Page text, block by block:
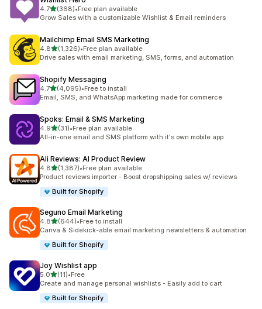
4.7滿分 5 顆星
(368)
共有 368 則評價
•Free plan available
Grow Sales with a customizable Wishlist & Email reminders
Mailchimp Email SMS Marketing
4.8滿分 5 顆星
(1,326)
共有 1326 則評價
•Free plan available
Drive sales with email marketing, SMS, forms, and automation
Shopify Messaging
4.7滿分 5 顆星
(4,095)
共有 4095 則評價
•Free to install
Email, SMS, and WhatsApp marketing made for commerce
Spoks: Email & SMS Marketing
4.9滿分 5 顆星
(31)
共有 31 則評價
•Free plan available
All-in-one email and SMS platform with it's own mobile app
Ali Reviews: AI Product Review
4.8滿分 5 顆星
(1,387)
共有 1387 則評價
•Free plan available
Product reviews importer - Boost dropshipping sales w/ reviews
Built for Shopify
Seguno Email Marketing
4.8滿分 5 顆星
(644)
共有 644 則評價
•Free to install
Canva & Sidekick-able email marketing newsletters & automation
Built for Shopify
Joy Wishlist app
5.0滿分 5 顆星
(11)
共有 11 則評價
•Free
Create and manage personal wishlists - Easily add to cart
Built for Shopify